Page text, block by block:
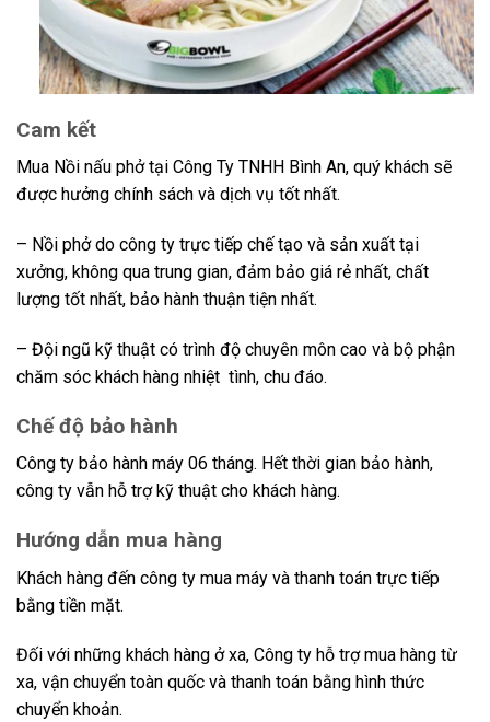
Cam kết
Mua Nồi nấu phở tại Công Ty TNHH Bình An, quý khách sẽ
được hưởng chính sách và dịch vụ tốt nhất.
– Nồi phở do công ty trực tiếp chế tạo và sản xuất tại
xưởng, không qua trung gian, đảm bảo giá rẻ nhất, chất
lượng tốt nhất, bảo hành thuận tiện nhất.
– Đội ngũ kỹ thuật có trình độ chuyên môn cao và bộ phận
chăm sóc khách hàng nhiệt tình, chu đáo.
Chế độ bảo hành
Công ty bảo hành máy 06 tháng. Hết thời gian bảo hành,
công ty vẫn hỗ trợ kỹ thuật cho khách hàng.
Hướng dẫn mua hàng
Khách hàng đến công ty mua máy và thanh toán trực tiếp
bằng tiền mặt.
Đối với những khách hàng ở xa, Công ty hỗ trợ mua hàng từ
xa, vận chuyển toàn quốc và thanh toán bằng hình thức
chuyển khoản.